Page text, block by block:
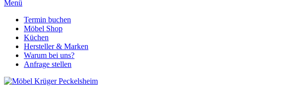
Menü
Termin buchen
Möbel Shop
Küchen
Hersteller & Marken
Warum bei uns?
Anfrage stellen